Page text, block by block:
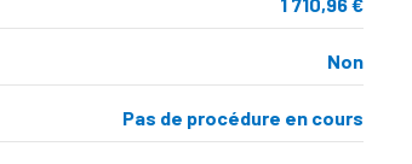
Non
Pas de procédure en cours